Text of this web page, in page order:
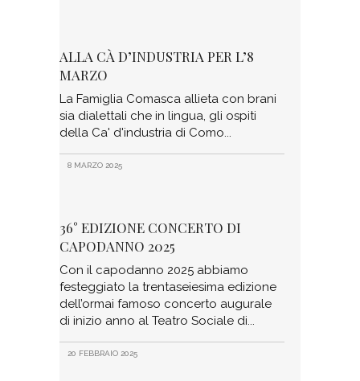
ALLA CÀ D’INDUSTRIA PER L’8
MARZO
La Famiglia Comasca allieta con brani
sia dialettali che in lingua, gli ospiti
della Ca' d'industria di Como
8 MARZO 2025
36° EDIZIONE CONCERTO DI
CAPODANNO 2025
Con il capodanno 2025 abbiamo
festeggiato la trentaseiesima edizione
dell’ormai famoso concerto augurale
di inizio anno al Teatro Sociale di
20 FEBBRAIO 2025